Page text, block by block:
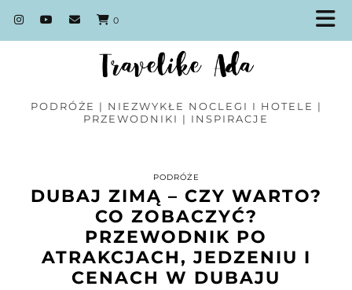
0
PODRÓŻE | NIEZWYKŁE NOCLEGI I HOTELE |
PRZEWODNIKI | INSPIRACJE
PODRÓŻE
DUBAJ ZIMĄ – CZY WARTO?
CO ZOBACZYĆ?
PRZEWODNIK PO
ATRAKCJACH, JEDZENIU I
CENACH W DUBAJU